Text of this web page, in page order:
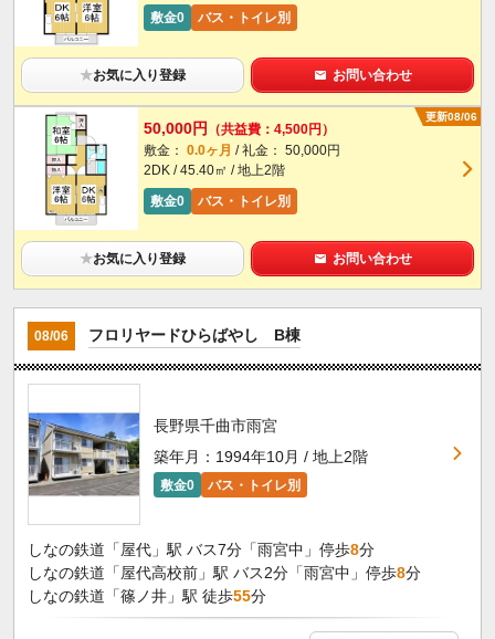
敷金0
バス・トイレ別
★お気に入り登録 お問い合わせ
更新08/06
50,000円
（共益費：4,500円）
敷金： 0.0ヶ月 / 礼金： 50,000円
2DK / 45.40㎡ / 地上2階
敷金0
バス・トイレ別
★お気に入り登録 お問い合わせ
08/06 フロリヤードひらばやし B棟
長野県千曲市雨宮
築年月：1994年10月 / 地上2階
敷金0 バス・トイレ別
しなの鉄道「屋代」駅 バス7分「雨宮中」停歩8分
しなの鉄道「屋代高校前」駅 バス2分「雨宮中」停歩8分
しなの鉄道「篠ノ井」駅 徒歩55分